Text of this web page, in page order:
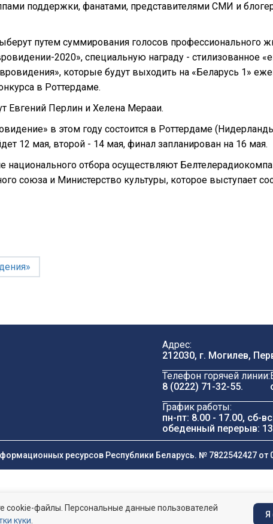
поддержки, фанатами, представителями СМИ и
путем суммирования голосов профессионального
2020», специальную награду - стилизованное
которые будут выходить на «Беларусь 1»
в Роттердаме.
Евгений Перлин и Хелена Мерааи.
в этом году состоится в Роттердаме
12 мая, второй - 14 мая, финал запланирован на 16 мая.
национального отбора осуществляют
союза и Министерство культуры, которое выступает
Адрес:
212030, г. Могилев,
Телефон горячей линии:
8 (0222) 71-32-55.
График работы:
пн-пт: 8.00 - 17.00, сб-
обеденный перерыв:
ресурсов Республики Беларусь. № 7822542427 от
cookie-файлы. Персональные данные пользователей
куки
Я